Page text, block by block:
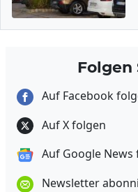
Folgen
Auf Facebook
Auf X folgen
Auf Google News
Newsletter